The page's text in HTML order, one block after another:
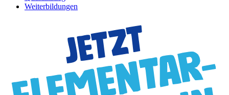
Weiterbildungen